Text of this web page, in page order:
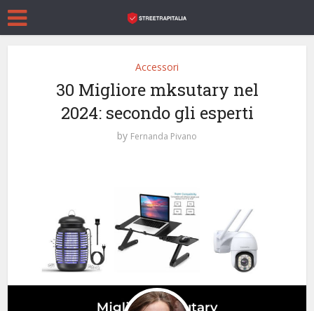
Accessori
30 Migliore mksutary nel
2024: secondo gli esperti
by Fernanda Pivano